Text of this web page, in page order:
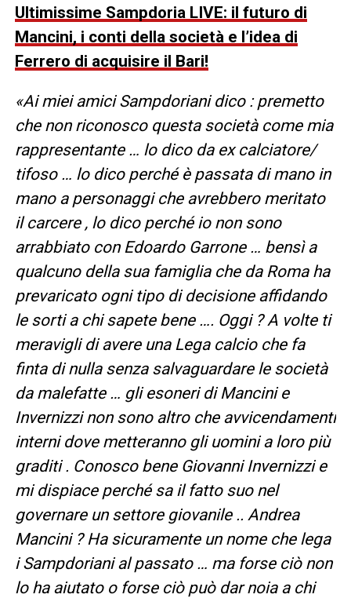
Ultimissime Sampdoria LIVE: il futuro di
Mancini, i conti della società e l’idea di
Ferrero di acquisire il Bari!
«Ai miei amici Sampdoriani dico : premetto
che non riconosco questa società come mia
rappresentante … lo dico da ex calciatore/
tifoso … lo dico perché è passata di mano in
mano a personaggi che avrebbero meritato
il carcere , lo dico perché io non sono
arrabbiato con Edoardo Garrone … bensì a
qualcuno della sua famiglia che da Roma ha
prevaricato ogni tipo di decisione affidando
le sorti a chi sapete bene …. Oggi ? A volte ti
meravigli di avere una Lega calcio che fa
finta di nulla senza salvaguardare le società
da malefatte … gli esoneri di Mancini e
Invernizzi non sono altro che avvicendamenti
interni dove metteranno gli uomini a loro più
graditi . Conosco bene Giovanni Invernizzi e
mi dispiace perché sa il fatto suo nel
governare un settore giovanile .. Andrea
Mancini ? Ha sicuramente un nome che lega
i Sampdoriani al passato … ma forse ciò non
lo ha aiutato o forse ciò può dar noia a chi